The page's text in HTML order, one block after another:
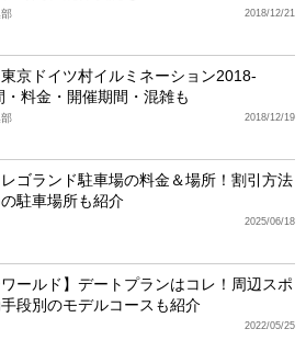
2018/12/21
東京ドイツ村イルミネーション2018-
・料金・開催期間・混雑も
2018/12/19
レゴランド駐車場の料金＆場所！割引方法
駐車場所も紹介
2025/06/18
ワールド】デートプランはコレ！周辺スポ
段別のモデルコースも紹介
2022/05/25